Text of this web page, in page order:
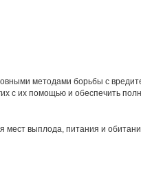
методами борьбы с
с их помощью и обеспечить
мест выплода, питания и